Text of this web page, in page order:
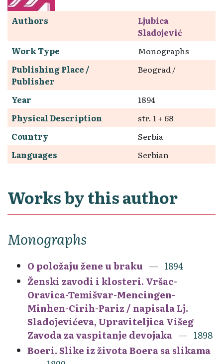
Authors
Ljubica
Sladojević
Work Type
Monographs
Publishing Place /
Publisher
Beograd /
Year
1894
Physical Description
str. 1 + 68
Country
Serbia
Languages
Serbian
Works by this author
Monographs
O položaju žene u braku
1894
Ženski zavodi i klosteri. Vršac-
Oravica-Temišvar-Mencingen-
Minhen-Cirih-Pariz / napisala Lj.
Sladojevićeva, Upraviteljica Višeg
Zavoda za vaspitanje devojaka
1898
Boeri. Slike iz života Boera sa slikama